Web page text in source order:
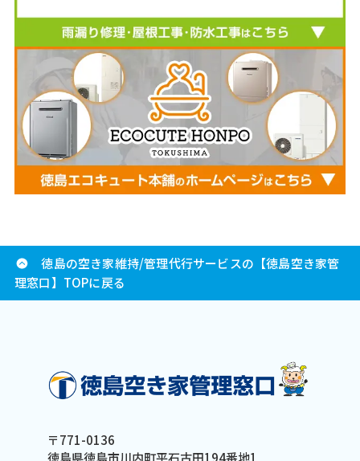
徳島の空き家維持/管理代行サービスの【徳島空き家管
理窓口】TOPに戻る
〒771-0136
徳島県徳島市川内町平石古田194番地1